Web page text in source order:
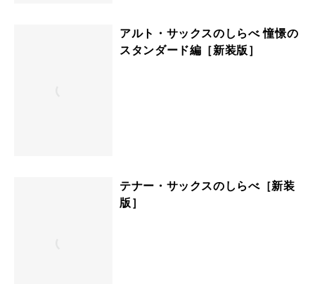
アルト・サックスのしらべ 憧憬の
スタンダード編［新装版］
テナー・サックスのしらべ［新装
版］